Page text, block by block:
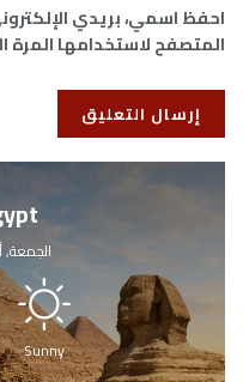
احفظ اسمي، بريدي
المتصفح لاستخدامها المرة
الجمعة,
Sunny